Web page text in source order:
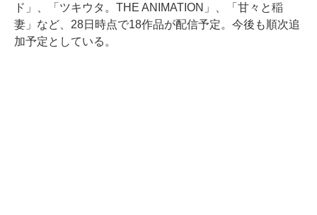
ド」、「ツキウタ。THE ANIMATION」、「甘々と稲
妻」など、28日時点で18作品が配信予定。今後も順次追
加予定としている。